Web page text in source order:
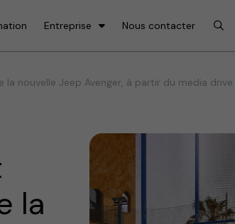
Entreprise Nous contacter
nouvelle Jeep Avenger, à partir du media drive
la